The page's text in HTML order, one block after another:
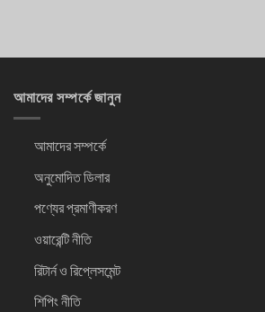
আমাদের সম্পর্কে জানুন
আমাদের সম্পর্কে
অনুমোদিত ডিলার
পণ্যের প্রমাণীকরণ
ওয়ারেন্টি নীতি
রিটার্ন ও রিপ্লেসমেন্ট
শিপিং নীতি